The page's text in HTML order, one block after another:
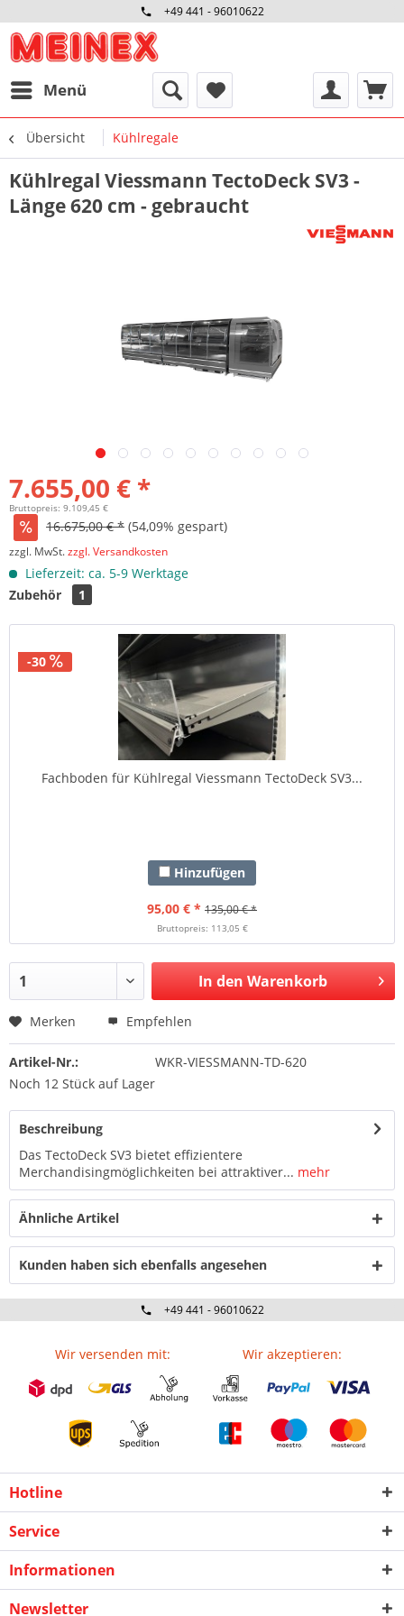
+49 441 - 96010622
Menü
Übersicht Kühlregale
Kühlregal Viessmann TectoDeck SV3 -
Länge 620 cm - gebraucht
7.655,00 € *
Bruttopreis: 9.109,45 €
16.675,00 € * (54,09% gespart)
zzgl. MwSt.zzgl. Versandkosten
Lieferzeit: ca. 5-9 Werktage
Zubehör
1
-30
Fachboden für Kühlregal Viessmann TectoDeck SV3...
Hinzufügen
95,00 € * 135,00 € *
Bruttopreis: 113,05 €
In den Warenkorb
Merken Empfehlen
Artikel-Nr.:
WKR-VIESSMANN-TD-620
Noch 12 Stück auf Lager
Beschreibung
Das TectoDeck SV3 bietet effizientere
Merchandisingmöglichkeiten bei attraktiver... mehr
Ähnliche Artikel
Kunden haben sich ebenfalls angesehen
+49 441 - 96010622
Wir versenden mit: Wir akzeptieren:
Hotline
Service
Informationen
Newsletter